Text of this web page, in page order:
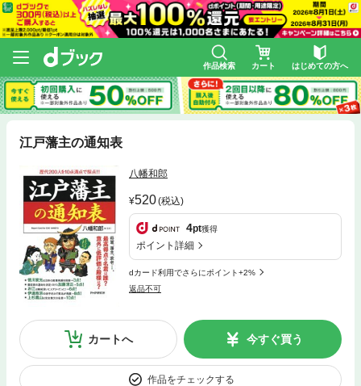
作品検索 カート はじめての方へ
江戸藩主の通知表
八幡和郎
520(税込)
4pt獲得
ポイント詳細
dカード利用でさらにポイント+2%
返品不可
カートへ 今すぐ買う
作品をチェックする